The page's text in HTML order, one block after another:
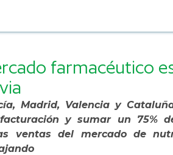
farmacéutico
Madrid, Valencia y
y sumar un 75%
ventas del mercado de